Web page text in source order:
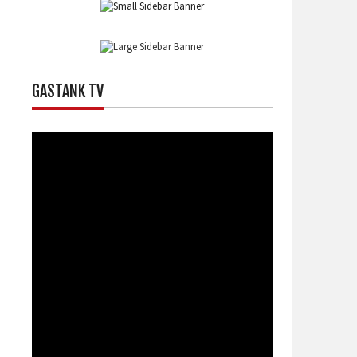
GASTANK TV